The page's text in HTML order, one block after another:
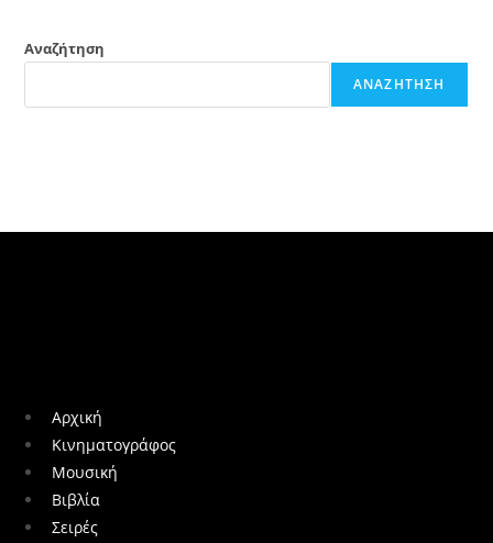
Αναζήτηση
ΑΝΑΖΉΤΗΣΗ
Αρχική
Κινηματογράφος
Μουσική
Βιβλία
Σειρές